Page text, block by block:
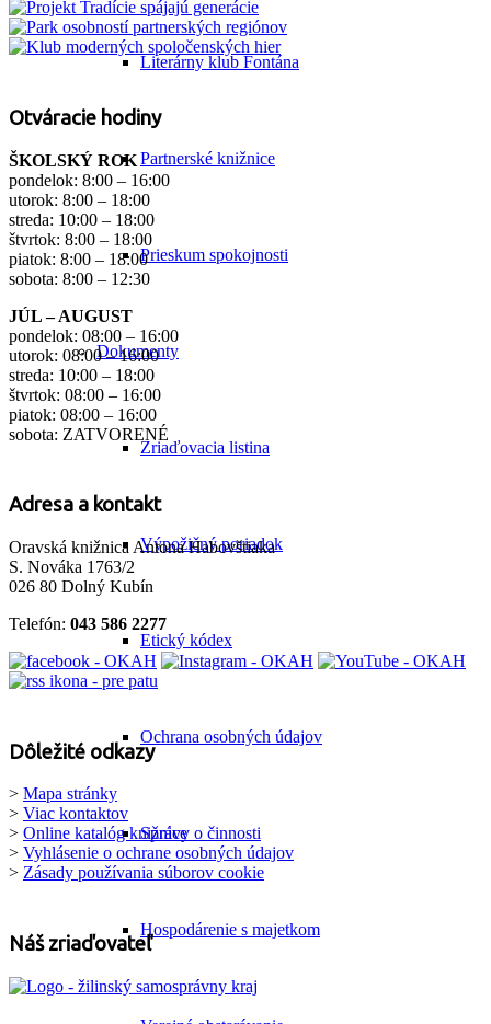
Literárny klub Fontána
Partnerské knižnice
Prieskum spokojnosti
Dokumenty
Zriaďovacia listina
Výpožičný poriadok
Etický kódex
Ochrana osobných údajov
Správy o činnosti
Hospodárenie s majetkom
Otváracie hodiny
ŠKOLSKÝ ROK
pondelok: 8:00 – 16:00
utorok: 8:00 – 18:00
streda: 10:00 – 18:00
štvrtok: 8:00 – 18:00
piatok: 8:00 – 18:00
sobota: 8:00 – 12:30
JÚL – AUGUST
pondelok: 08:00 – 16:00
utorok: 08:00 – 16:00
streda: 10:00 – 18:00
štvrtok: 08:00 – 16:00
piatok: 08:00 – 16:00
sobota: ZATVORENÉ
Adresa a kontakt
Oravská knižnica Antona Habovštiaka
S. Nováka 1763/2
026 80 Dolný Kubín
Telefón: 043 586 2277
Dôležité odkazy
> Mapa stránky
> Viac kontaktov
> Online katalóg knižnice
> Vyhlásenie o ochrane osobných údajov
> Zásady používania súborov cookie
Náš zriaďovateľ